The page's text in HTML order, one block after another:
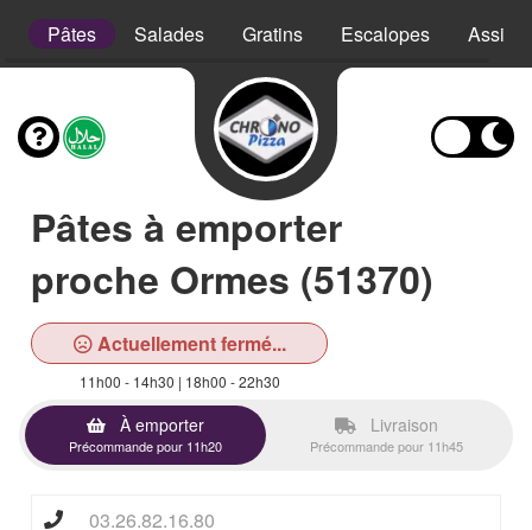
Pâtes Salades Gratins Escalopes
Pâtes à emporter
proche Ormes (51370)
Actuellement fermé...
11h00 - 14h30 | 18h00 - 22h30
À emporter
Précommande pour 11h20
Livraison
Précommande pour 11h45
03.26.82.16.80